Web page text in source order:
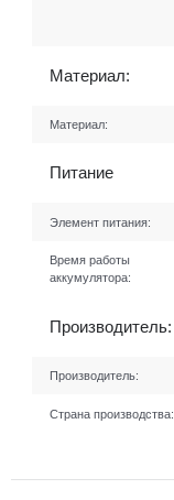
Материал:
Материал:
Питание
Элемент питания:
Время работы
аккумулятора:
Производитель:
Производитель:
Страна производства: